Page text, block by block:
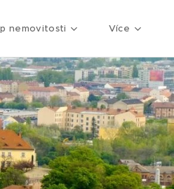
nemovitosti Více